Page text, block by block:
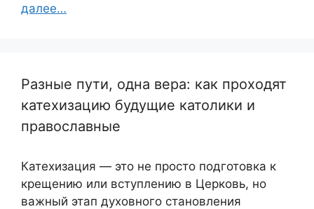
далее…
Разные пути, одна вера: как проходят
катехизацию будущие католики и
православные
Катехизация — это не просто подготовка к
крещению или вступлению в Церковь, но
важный этап духовного становления